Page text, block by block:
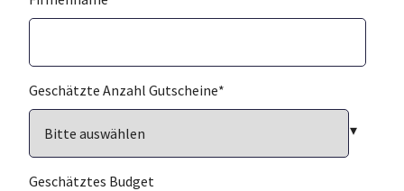
Geschätzte Anzahl Gutscheine*
Geschätztes Budget